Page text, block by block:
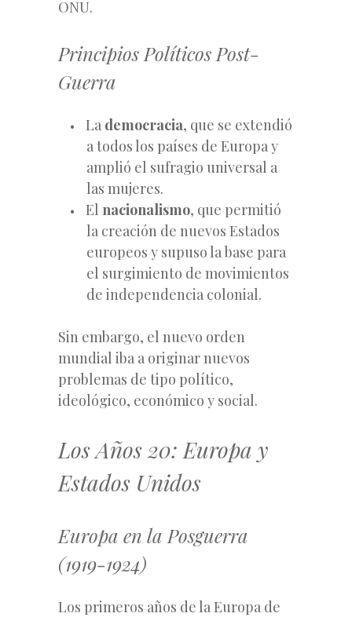
ONU.
Principios Políticos Post-
Guerra
La democracia, que se extendió
a todos los países de Europa y
amplió el sufragio universal a
las mujeres.
El nacionalismo, que permitió
la creación de nuevos Estados
europeos y supuso la base para
el surgimiento de movimientos
de independencia colonial.
Sin embargo, el nuevo orden
mundial iba a originar nuevos
problemas de tipo político,
ideológico, económico y social.
Los Años 20: Europa y
Estados Unidos
Europa en la Posguerra
(1919-1924)
Los primeros años de la Europa de